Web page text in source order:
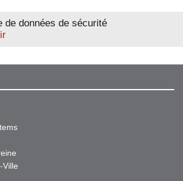
de données de sécurité
Ville